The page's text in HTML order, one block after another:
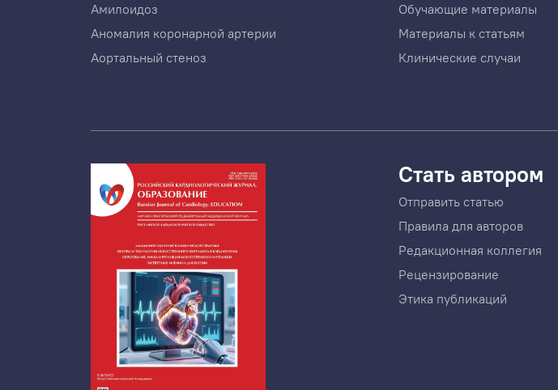
Амилоидоз
Аномалия коронарной артерии
Аортальный стеноз
Обучающие материалы
Материалы к статьям
Клинические случаи
Стать автором
Отправить статью
Правила для авторов
Редакционная коллегия
Рецензирование
Этика публикаций